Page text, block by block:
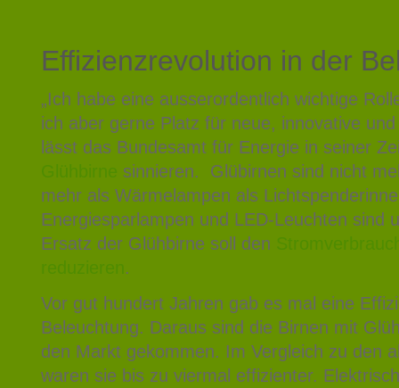
Effizienzrevolution in der
„Ich habe eine ausserordentlich wichtige
ich aber gerne Platz für neue, innovative
lässt das Bundesamt für Energie in seiner
Glühbirne sinnieren. Glübirnen sind nicht
mehr als Wärmelampen als
Energiesparlampen und LED-Leuchten sind
Ersatz der Glühbirne soll den
reduzieren .
Vor gut hundert Jahren gab es mal eine
Beleuchtung. Daraus sind die Birnen mit
den Markt gekommen. Im Vergleich zu den
waren sie bis zu viermal effizienter.